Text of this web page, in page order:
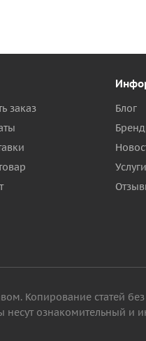
заказ
Блог
Услуги
Копирование статей
несут ознакомительный и